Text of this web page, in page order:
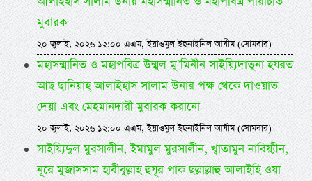
মুবারক
২০ জুলাই, ২০২৬ ১২:০০ এএম, ইয়াওমুল ইছনাইনিল আযীম (সোমবার)
মহাসম্মানিত ও মহাপবিত্র উম্মুল মু’মিনীন সাইয়্যিদাতুনা হযরত
আছ ছানিয়াহ্ আলাইহাস সালাম উনার পক্ষ থেকে দাওয়াত
দেয়া এবং মেহমানদারী মুবারক করানো
২০ জুলাই, ২০২৬ ১২:০০ এএম, ইয়াওমুল ইছনাইনিল আযীম (সোমবার)
সাইয়্যিদুল মুরসালীন, ইমামুল মুরসালীন, খ্বাতামুন নাবিয়্যীন,
নূরে মুজাসসাম হাবীবুল্লাহ হুযূর পাক ছল্লাল্লাহু আলাইহি ওয়া